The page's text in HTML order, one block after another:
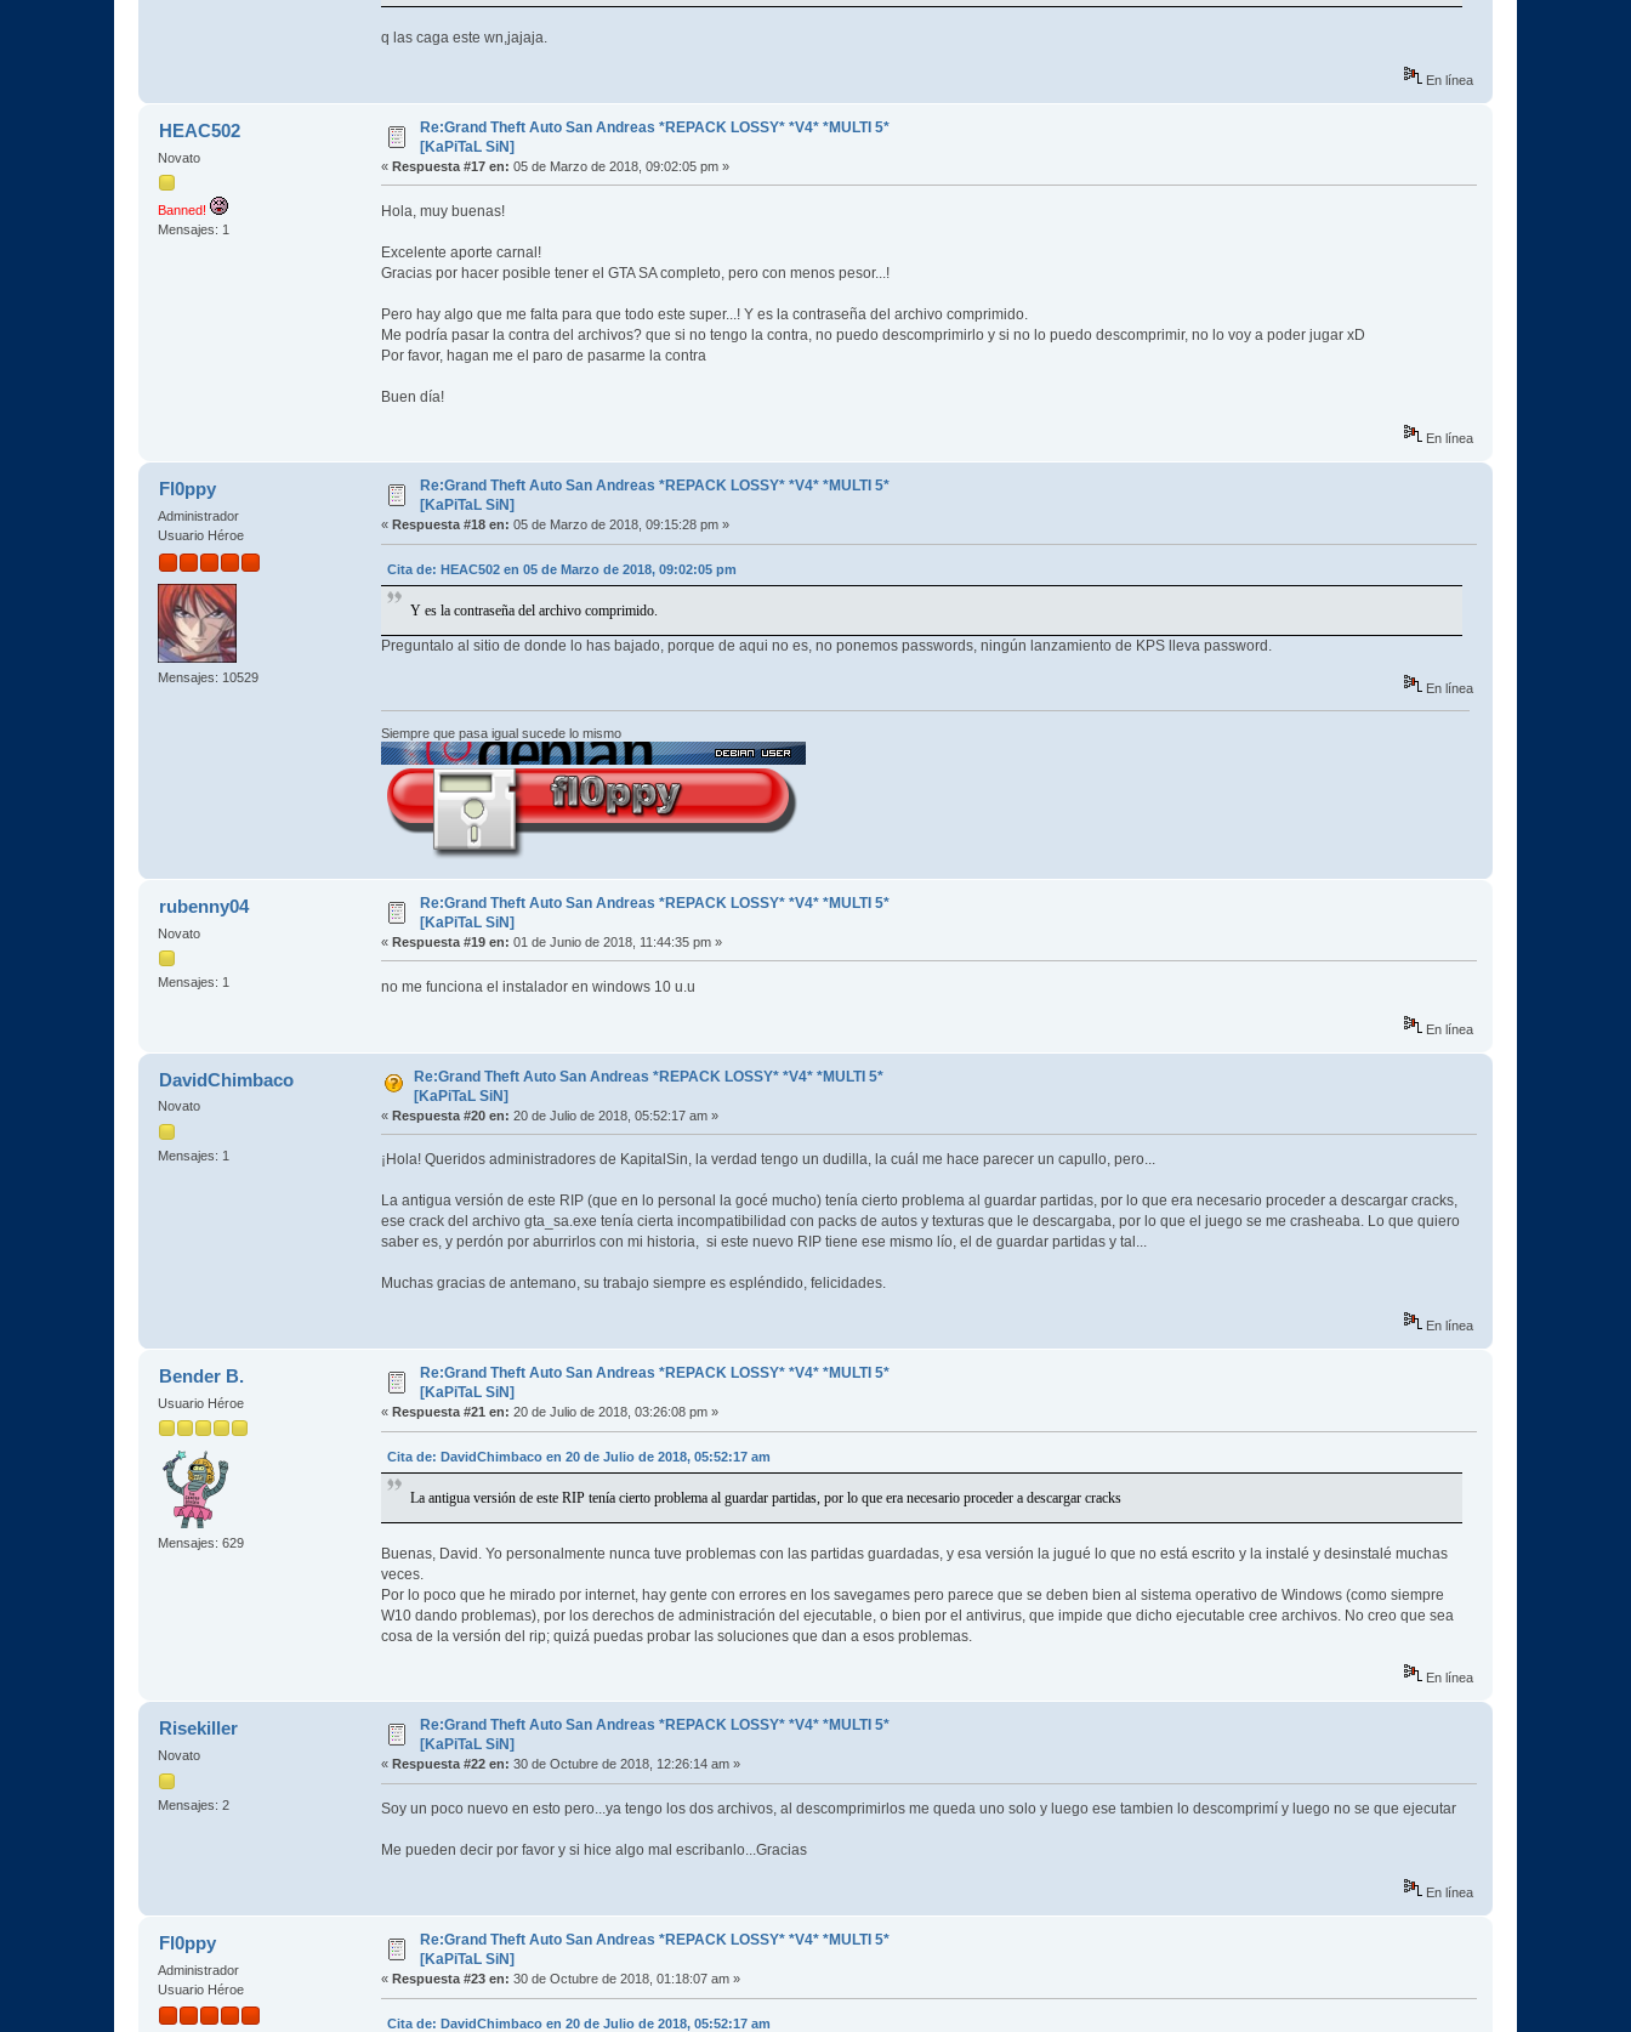
q las caga este wn,jajaja.
En línea
HEAC502
Novato
Banned!
Mensajes: 1
Re:Grand Theft Auto San Andreas *REPACK LOSSY* *V4* *MULTI 5*
[KaPiTaL SiN]
« Respuesta #17 en: 05 de Marzo de 2018, 09:02:05 pm »
Hola, muy buenas!
Excelente aporte carnal!
Gracias por hacer posible tener el GTA SA completo, pero con menos pesor...!
Pero hay algo que me falta para que todo este super...! Y es la contraseña del archivo comprimido.
Me podría pasar la contra del archivos? que si no tengo la contra, no puedo descomprimirlo y si no lo puedo descomprimir, no lo voy a poder jugar xD
Por favor, hagan me el paro de pasarme la contra
Buen día!
En línea
Fl0ppy
Administrador
Usuario Héroe
Mensajes: 10529
Re:Grand Theft Auto San Andreas *REPACK LOSSY* *V4* *MULTI 5*
[KaPiTaL SiN]
« Respuesta #18 en: 05 de Marzo de 2018, 09:15:28 pm »
Cita de: HEAC502 en 05 de Marzo de 2018, 09:02:05 pm
Y es la contraseña del archivo comprimido.
Preguntalo al sitio de donde lo has bajado, porque de aqui no es, no ponemos passwords, ningún lanzamiento de KPS lleva password.
En línea
Siempre que pasa igual sucede lo mismo
rubenny04
Novato
Mensajes: 1
Re:Grand Theft Auto San Andreas *REPACK LOSSY* *V4* *MULTI 5*
[KaPiTaL SiN]
« Respuesta #19 en: 01 de Junio de 2018, 11:44:35 pm »
no me funciona el instalador en windows 10 u.u
En línea
DavidChimbaco
Novato
Mensajes: 1
Re:Grand Theft Auto San Andreas *REPACK LOSSY* *V4* *MULTI 5*
[KaPiTaL SiN]
« Respuesta #20 en: 20 de Julio de 2018, 05:52:17 am »
¡Hola! Queridos administradores de KapitalSin, la verdad tengo un dudilla, la cuál me hace parecer un capullo, pero...
La antigua versión de este RIP (que en lo personal la gocé mucho) tenía cierto problema al guardar partidas, por lo que era necesario proceder a descargar cracks,
ese crack del archivo gta_sa.exe tenía cierta incompatibilidad con packs de autos y texturas que le descargaba, por lo que el juego se me crasheaba. Lo que quiero
saber es, y perdón por aburrirlos con mi historia, si este nuevo RIP tiene ese mismo lío, el de guardar partidas y tal...
Muchas gracias de antemano, su trabajo siempre es espléndido, felicidades.
En línea
Bender B.
Usuario Héroe
Mensajes: 629
Re:Grand Theft Auto San Andreas *REPACK LOSSY* *V4* *MULTI 5*
[KaPiTaL SiN]
« Respuesta #21 en: 20 de Julio de 2018, 03:26:08 pm »
Cita de: DavidChimbaco en 20 de Julio de 2018, 05:52:17 am
La antigua versión de este RIP tenía cierto problema al guardar partidas, por lo que era necesario proceder a descargar cracks
Buenas, David. Yo personalmente nunca tuve problemas con las partidas guardadas, y esa versión la jugué lo que no está escrito y la instalé y desinstalé muchas
veces.
Por lo poco que he mirado por internet, hay gente con errores en los savegames pero parece que se deben bien al sistema operativo de Windows (como siempre
W10 dando problemas), por los derechos de administración del ejecutable, o bien por el antivirus, que impide que dicho ejecutable cree archivos. No creo que sea
cosa de la versión del rip; quizá puedas probar las soluciones que dan a esos problemas.
En línea
Risekiller
Novato
Mensajes: 2
Re:Grand Theft Auto San Andreas *REPACK LOSSY* *V4* *MULTI 5*
[KaPiTaL SiN]
« Respuesta #22 en: 30 de Octubre de 2018, 12:26:14 am »
Soy un poco nuevo en esto pero...ya tengo los dos archivos, al descomprimirlos me queda uno solo y luego ese tambien lo descomprimí y luego no se que ejecutar
Me pueden decir por favor y si hice algo mal escribanlo...Gracias
En línea
Fl0ppy
Administrador
Usuario Héroe
Re:Grand Theft Auto San Andreas *REPACK LOSSY* *V4* *MULTI 5*
[KaPiTaL SiN]
« Respuesta #23 en: 30 de Octubre de 2018, 01:18:07 am »
Cita de: DavidChimbaco en 20 de Julio de 2018, 05:52:17 am